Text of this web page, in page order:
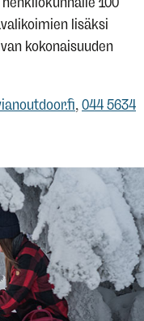
lisäksi
kokonaisuuden
,044 5634